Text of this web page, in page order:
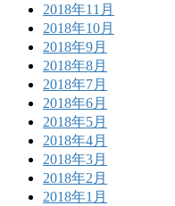
2018年11月
2018年10月
2018年9月
2018年8月
2018年7月
2018年6月
2018年5月
2018年4月
2018年3月
2018年2月
2018年1月